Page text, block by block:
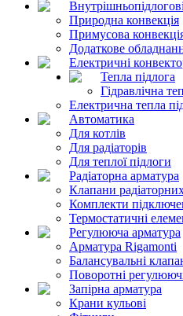
Природна конвекція
Примусова
Додаткове
Електричні
Тепла підлога
Гідравлічна
Електрична тепла
Автоматика
Для котлів
Для радіаторів
Для теплої підлоги
Радіаторна арматура
Клапани
Комплекти
Термостатичні
Регулююча арматура
Арматура Rigamonti
Балансувальні
Поворотні
Запірна арматура
Крани кульові